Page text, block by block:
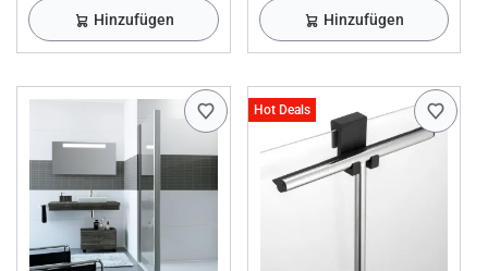
Hinzufügen Hinzufügen
Hot Deals